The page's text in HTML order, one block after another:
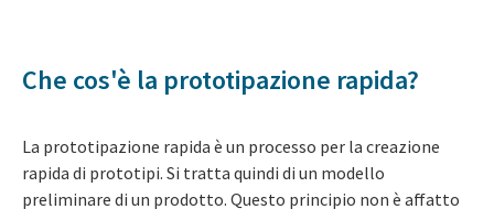
Che cos'è la prototipazione rapida?
La prototipazione rapida è un processo per la creazione
rapida di prototipi. Si tratta quindi di un modello
preliminare di un prodotto. Questo principio non è affatto